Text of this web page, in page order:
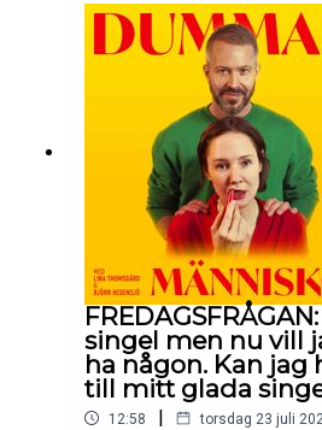
fredagsfrågor som
Malmqvist.Kontakta oss på
singel men nu vill
ha någon. Kan jag
till mitt glada
12:58 | torsdag 23 juli